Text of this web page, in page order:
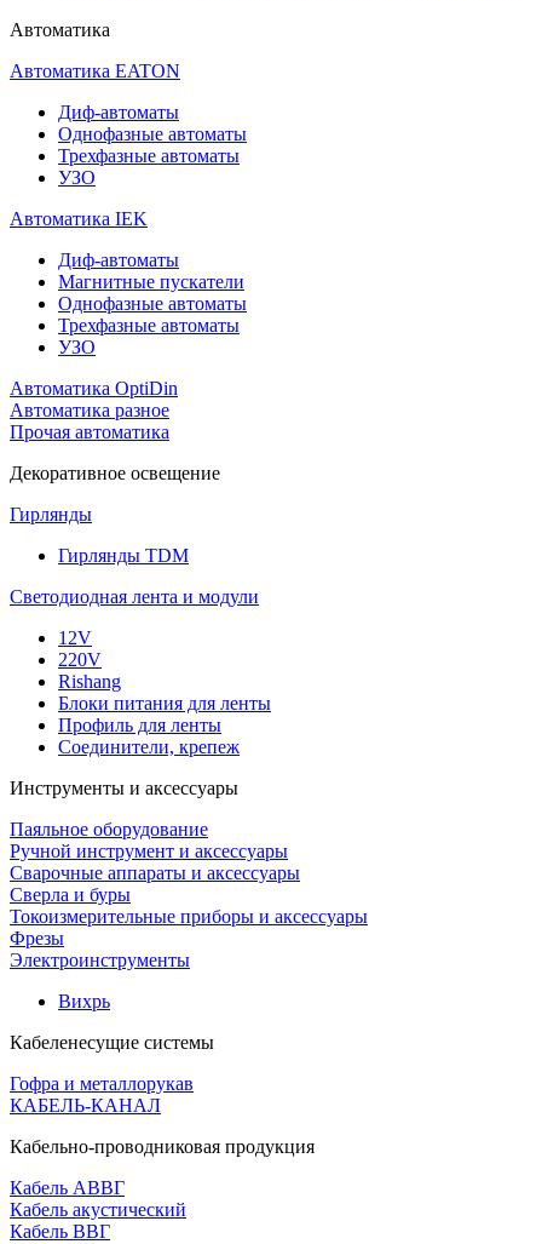
Автоматика
Автоматика EATON
Диф-автоматы
Однофазные автоматы
Трехфазные автоматы
УЗО
Автоматика IEK
Диф-автоматы
Магнитные пускатели
Однофазные автоматы
Трехфазные автоматы
УЗО
Автоматика OptiDin
Автоматика разное
Прочая автоматика
Декоративное освещение
Гирлянды
Гирлянды TDM
Светодиодная лента и модули
12V
220V
Rishang
Блоки питания для ленты
Профиль для ленты
Соединители, крепеж
Инструменты и аксессуары
Паяльное оборудование
Ручной инструмент и аксессуары
Сварочные аппараты и аксессуары
Сверла и буры
Токоизмерительные приборы и аксессуары
Фрезы
Электроинструменты
Вихрь
Кабеленесущие системы
Гофра и металлорукав
КАБЕЛЬ-КАНАЛ
Кабельно-проводниковая продукция
Кабель АВВГ
Кабель акустический
Кабель ВВГ